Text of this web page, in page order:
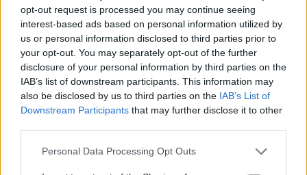
opt-out request is processed you may continue seeing
interest-based ads based on personal information utilized by
us or personal information disclosed to third parties prior to
your opt-out. You may separately opt-out of the further
disclosure of your personal information by third parties on the
IAB’s list of downstream participants. This information may
also be disclosed by us to third parties on the IAB’s List of
Downstream Participants that may further disclose it to other
Personal Data Processing Opt Outs
Δημήτρης Παπαμιχαήλ: Το συγκινητικό αφιέρωμα
της Finos Film 22 χρόνια μετά τον θάνατό του